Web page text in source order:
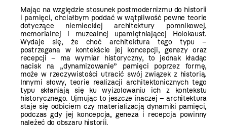
Mając na względzie stosunek postmodernizmu do historii
i pamięci, chciałbym poddać w wątpliwość pewne teorie
dotyczące niemieckiej architektury pomnikowej,
memorialnej i muzealnej upamiętniającej Holokaust.
Wydaje się, że choć architektura tego typu –
postrzegana w kontekście jej koncepcji, genezy oraz
recepcji – ma wymiar historyczny, to jednak kładąc
nacisk na „dynamizowanie” pamięci poprzez formę,
może w rzeczywistości utracić swój związek z historią.
Innymi słowy, teorie realizacji architektonicznych tego
typu skłaniają się ku wyizolowaniu ich z kontekstu
historycznego. Ujmując to jeszcze inaczej – architektura
staje się odbiciem czy materializacją dynamiki pamięci,
podczas gdy jej koncepcja, geneza i recepcja powinny
należeć do obszaru historii.